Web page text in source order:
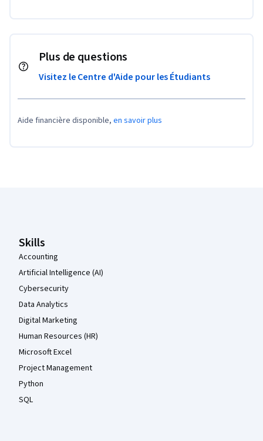
Plus de questions
Visitez le Centre d'Aide pour les Étudiants
Aide financière disponible, en savoir plus
Skills
Accounting
Artificial Intelligence (AI)
Cybersecurity
Data Analytics
Digital Marketing
Human Resources (HR)
Microsoft Excel
Project Management
Python
SQL